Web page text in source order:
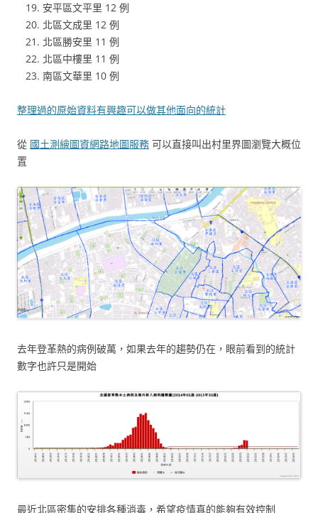
安平區文平里 12 例
北區文成里 12 例
北區勝安里 11 例
北區中樓里 11 例
南區文華里 10 例
整理過的原始資料有興趣可以做其他面向的統計
從 國土測繪圖資網路地圖服務 可以直接叫出村里界圖瀏覽大概位
置
去年登革熱的病例破萬，如果去年的趨勢仍在，眼前看到的統計
數字也許只是開始
最近北區密集的安排各種消毒，希望疫情真的能夠有效控制